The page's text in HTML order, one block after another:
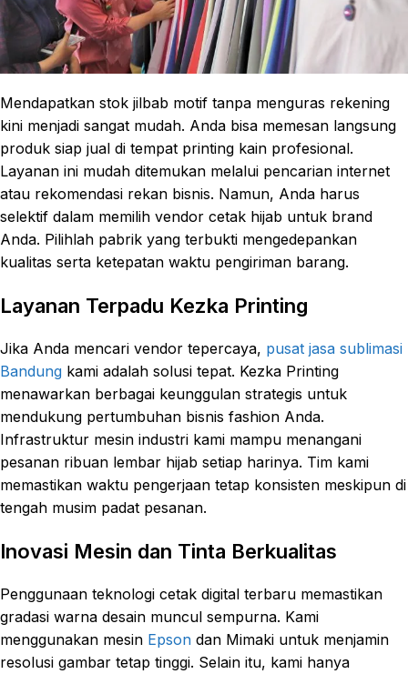
Mendapatkan stok jilbab motif tanpa menguras rekening
kini menjadi sangat mudah. Anda bisa memesan langsung
produk siap jual di tempat printing kain profesional.
Layanan ini mudah ditemukan melalui pencarian internet
atau rekomendasi rekan bisnis. Namun, Anda harus
selektif dalam memilih vendor cetak hijab untuk brand
Anda. Pilihlah pabrik yang terbukti mengedepankan
kualitas serta ketepatan waktu pengiriman barang.
Layanan Terpadu Kezka Printing
Jika Anda mencari vendor tepercaya, pusat jasa sublimasi
Bandung kami adalah solusi tepat. Kezka Printing
menawarkan berbagai keunggulan strategis untuk
mendukung pertumbuhan bisnis fashion Anda.
Infrastruktur mesin industri kami mampu menangani
pesanan ribuan lembar hijab setiap harinya. Tim kami
memastikan waktu pengerjaan tetap konsisten meskipun di
tengah musim padat pesanan.
Inovasi Mesin dan Tinta Berkualitas
Penggunaan teknologi cetak digital terbaru memastikan
gradasi warna desain muncul sempurna. Kami
menggunakan mesin Epson dan Mimaki untuk menjamin
resolusi gambar tetap tinggi. Selain itu, kami hanya